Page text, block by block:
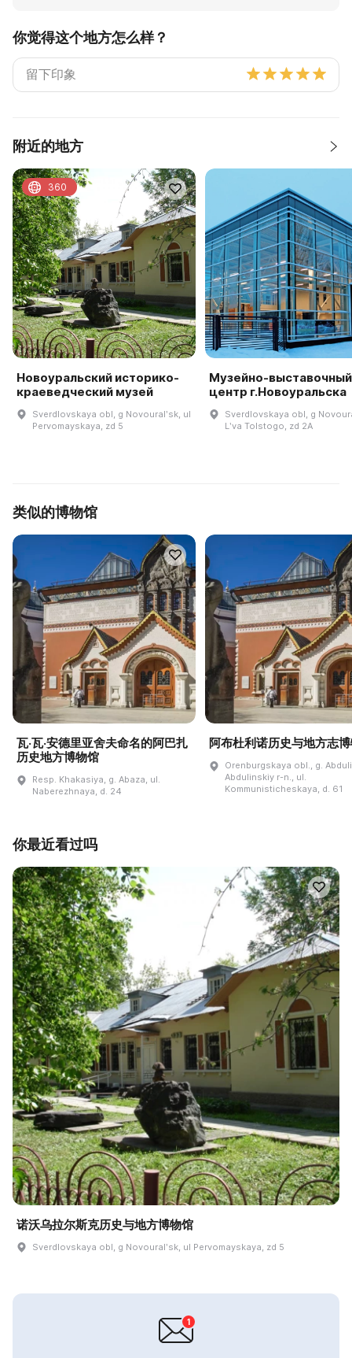
你觉得这个地方怎么样？
附近的地方
Новоуральский историко-
краеведческий музей
Sverdlovskaya obl, g Novouralʹsk, ul
Pervomayskaya, zd 5
360
Музейно-выставочный
центр г.Новоуральска
Sverdlovskaya obl, g
Lʹva Tolstogo, zd 2A
类似的博物馆
瓦·瓦·安德里亚舍夫命名的阿巴扎
历史地方博物馆
Resp. Khakasiya, g. Abaza, ul.
Naberezhnaya, d. 24
阿布杜利诺历史与地方志
Orenburgskaya obl., g.
Abdulinskiy r-n., ul.
Kommunisticheskaya, d. 61
你最近看过吗
诺沃乌拉尔斯克历史与地方博物馆
Sverdlovskaya obl, g Novouralʹsk, ul Pervomayskaya, zd 5